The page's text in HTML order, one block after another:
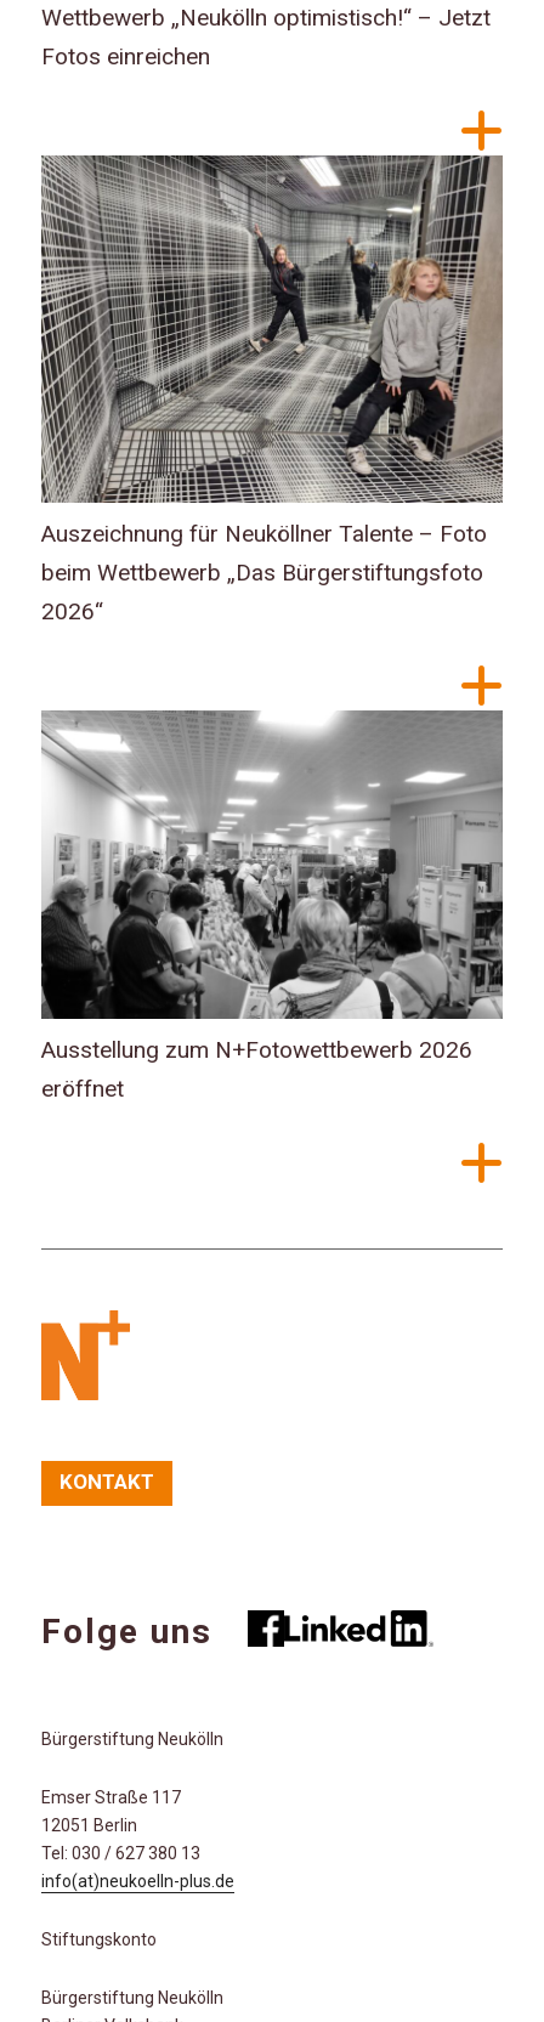
Wettbewerb „Neukölln optimistisch!“ – Jetzt
Fotos einreichen
Auszeichnung für Neuköllner Talente – Foto
beim Wettbewerb „Das Bürgerstiftungsfoto
2026“
Ausstellung zum N+Fotowettbewerb 2026
eröffnet
KONTAKT
Folge uns
Bürgerstiftung Neukölln
Emser Straße 117
12051 Berlin
Tel: 030 / 627 380 13
info(at)neukoelln-plus.de
Stiftungskonto
Bürgerstiftung Neukölln